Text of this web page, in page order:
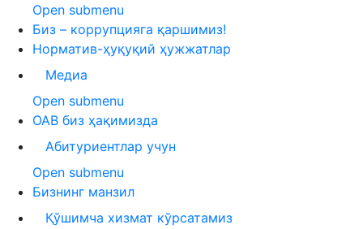
Open submenu
Биз – коррупцияга қаршимиз!
Норматив-ҳуқуқий ҳужжатлар
Медиа
Open submenu
ОАВ биз ҳақимизда
Абитуриентлар учун
Open submenu
Бизнинг манзил
Қўшимча хизмат кўрсатамиз